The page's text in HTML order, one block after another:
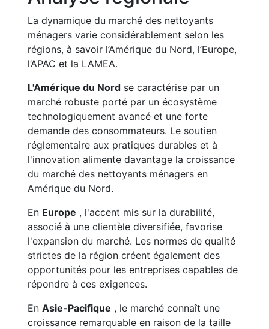
La dynamique du marché des nettoyants
ménagers varie considérablement selon les
régions, à savoir l’Amérique du Nord, l’Europe,
l’APAC et la LAMEA.
L'Amérique du Nord se caractérise par un
marché robuste porté par un écosystème
technologiquement avancé et une forte
demande des consommateurs. Le soutien
réglementaire aux pratiques durables et à
l'innovation alimente davantage la croissance
du marché des nettoyants ménagers en
Amérique du Nord.
En Europe , l'accent mis sur la durabilité,
associé à une clientèle diversifiée, favorise
l'expansion du marché. Les normes de qualité
strictes de la région créent également des
opportunités pour les entreprises capables de
répondre à ces exigences.
En Asie-Pacifique , le marché connaît une
croissance remarquable en raison de la taille